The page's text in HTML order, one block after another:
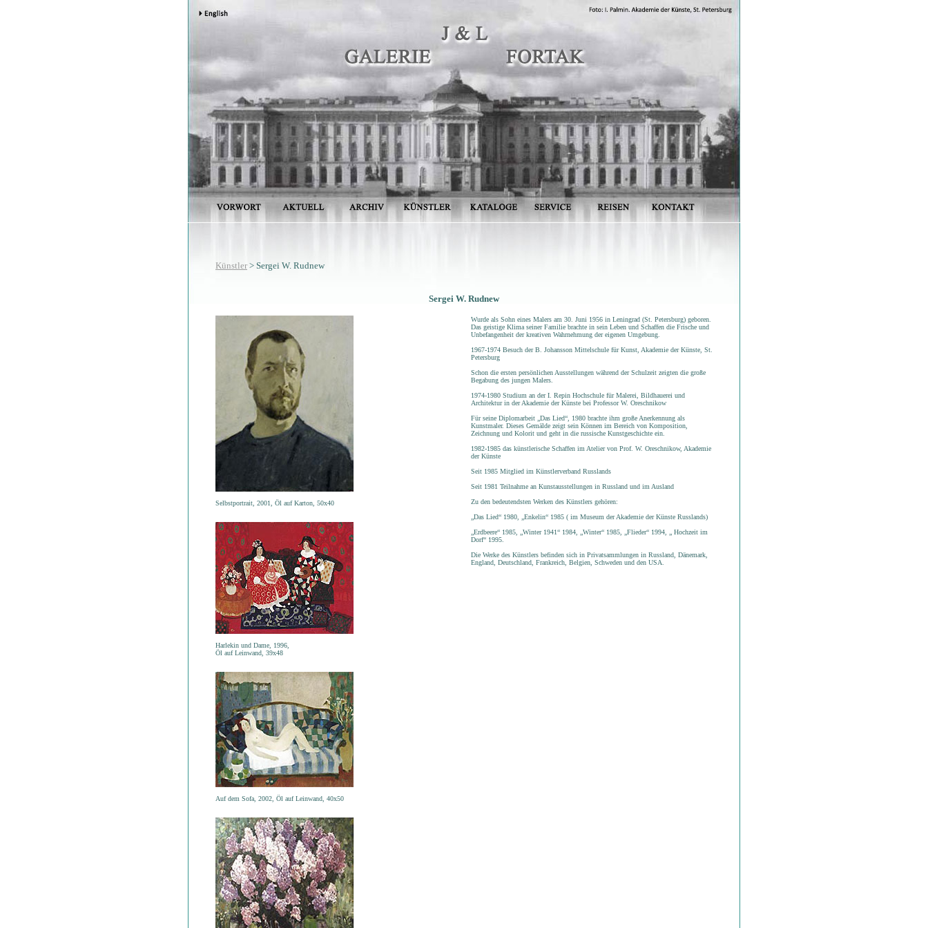
Künstler > Sergei W. Rudnew
Sergei W. Rudnew
Selbstportrait, 2001, Öl auf Karton, 50x40
Harlekin und Dame, 1996,
Öl auf Leinwand, 39x48
Auf dem Sofa, 2002, Öl auf Leinwand, 40x50
Wurde als Sohn eines Malers am 30. Juni 1956 in Leningrad (St. Petersburg) geboren.
Das geistige Klima seiner Familie brachte in sein Leben und Schaffen die Frische und
Unbefangenheit der kreativen Wahrnehmung der eigenen Umgebung.
1967-1974 Besuch der B. Johansson Mittelschule für Kunst, Akademie der Künste, St.
Petersburg
Schon die ersten persönlichen Ausstellungen während der Schulzeit zeigten die große
Begabung des jungen Malers.
1974-1980 Studium an der I. Repin Hochschule für Malerei, Bildhauerei und
Architektur in der Akademie der Künste bei Professor W. Oreschnikow
Für seine Diplomarbeit „Das Lied“, 1980 brachte ihm große Anerkennung als
Kunstmaler. Dieses Gemälde zeigt sein Können im Bereich von Komposition,
Zeichnung und Kolorit und geht in die russische Kunstgeschichte ein.
1982-1985 das künstlerische Schaffen im Atelier von Prof. W. Oreschnikow, Akademie
der Künste
Seit 1985 Mitglied im Künstlerverband Russlands
Seit 1981 Teilnahme an Kunstausstellungen in Russland und im Ausland
Zu den bedeutendsten Werken des Künstlers gehören:
„Das Lied“ 1980, „Enkelin“ 1985 ( im Museum der Akademie der Künste Russlands)
„Erdbeere“ 1985, „Winter 1941“ 1984, „Winter“ 1985, „Flieder“ 1994, „ Hochzeit im
Dorf“ 1995.
Die Werke des Künstlers befinden sich in Privatsammlungen in Russland, Dänemark,
England, Deutschland, Frankreich, Belgien, Schweden und den USA.